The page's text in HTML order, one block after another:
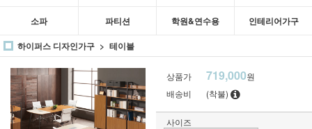
소파 파티션 학원&연수용
인테리어가구
하이퍼스 디자인가구
테이블
상품가 719,000원
배송비
(착불)
사이즈